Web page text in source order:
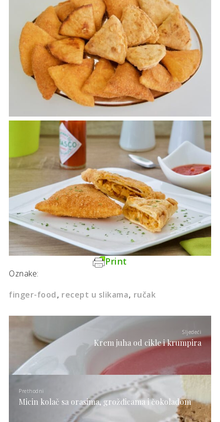
Print
Oznake:
finger-food recept u slikama ručak
Sljedeći
Krem juha od cikle i krumpira
Prethodni
Micin kolač sa orasima, grožđicama i čokoladom